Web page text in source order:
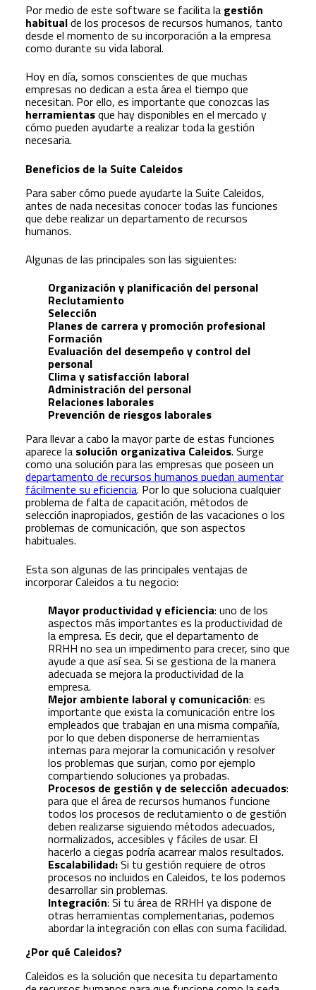
Por medio de este software se facilita la gestión
habitualde los procesos de recursos humanos, tanto
desde el momento de su incorporación a la empresa
como durante su vida laboral.
Hoy en día, somos conscientes de que muchas
empresas no dedican a esta área el tiempo que
necesitan. Por ello, es importante que conozcas las
herramientasque hay disponibles en el mercado y
cómo pueden ayudarte a realizar toda la gestión
necesaria.
Beneficios de la Suite Caleidos
Para saber cómo puede ayudarte la Suite Caleidos,
antes de nada necesitas conocer todas las funciones
que debe realizar un departamento de recursos
humanos.
Algunas de las principales son las siguientes:
Organización y planificación del personal
Reclutamiento
Selección
Planes de carrera y promoción profesional
Formación
Evaluación del desempeño y control del
personal
Clima y satisfacción laboral
Administración del personal
Relaciones laborales
Prevención de riesgos laborales
Para llevar a cabo la mayor parte de estas funciones
aparece la solución organizativa Caleidos. Surge
como una solución para las empresas que poseen un
departamento de recursos humanos puedan aumentar
fácilmente su eficiencia. Por lo que soluciona cualquier
problema de falta de capacitación, métodos de
selección inapropiados, gestión de las vacaciones o los
problemas de comunicación, que son aspectos
habituales.
Esta son algunas de las principales ventajas de
incorporar Caleidos a tu negocio:
Mayor productividad y eficiencia: uno de los
aspectos más importantes es la productividad de
la empresa. Es decir, que el departamento de
RRHH no sea un impedimento para crecer, sino que
ayude a que así sea. Si se gestiona de la manera
adecuada se mejora la productividad de la
empresa.
Mejor ambiente laboral y comunicación: es
importante que exista la comunicación entre los
empleados que trabajan en una misma compañía,
por lo que deben disponerse de herramientas
internas para mejorar la comunicación y resolver
los problemas que surjan, como por ejemplo
compartiendo soluciones ya probadas.
Procesos de gestión y de selección adecuados:
para que el área de recursos humanos funcione
todos los procesos de reclutamiento o de gestión
deben realizarse siguiendo métodos adecuados,
normalizados, accesibles y fáciles de usar. El
hacerlo a ciegas podría acarrear malos resultados.
Escalabilidad:Si tu gestión requiere de otros
procesos no incluidos en Caleidos, te los podemos
desarrollar sin problemas.
Integración: Si tu área de RRHH ya dispone de
otras herramientas complementarias, podemos
abordar la integración con ellas con suma facilidad.
¿Por qué Caleidos?
Caleidos es la solución que necesita tu departamento